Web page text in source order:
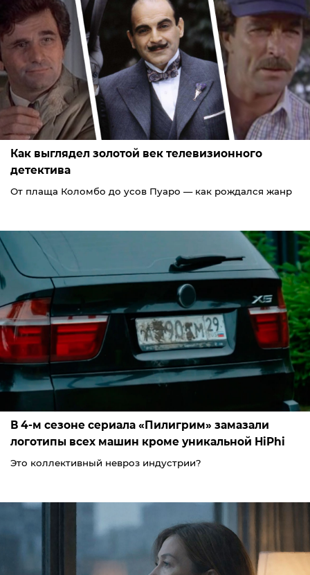
Как выглядел золотой век телевизионного
детектива
От плаща Коломбо до усов Пуаро — как рождался жанр
В 4-м сезоне сериала «Пилигрим» замазали
логотипы всех машин кроме уникальной HiPhi
Это коллективный невроз индустрии?